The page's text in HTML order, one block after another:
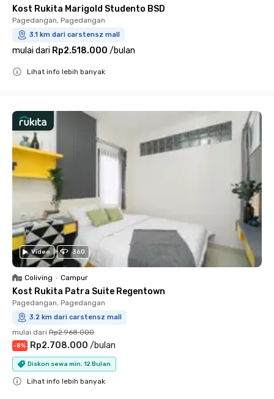
Kost Rukita Marigold Studento BSD
Pagedangan, Pagedangan
3.1 km dari carstensz mall
mulai dari Rp2.518.000 /bulan
Lihat info lebih banyak
Video 360
Coliving • Campur
Kost Rukita Patra Suite Regentown
Pagedangan, Pagedangan
3.2 km dari carstensz mall
mulai dari Rp2.968.000
-8% Rp2.708.000 /bulan
Diskon sewa min. 12 Bulan
Lihat info lebih banyak